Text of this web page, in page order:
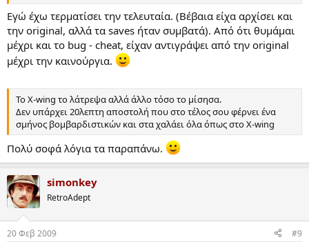
Εγώ έχω τερματίσει την τελευταία. (Βέβαια είχα αρχίσει και
την original, αλλά τα saves ήταν συμβατά). Από ότι θυμάμαι
μέχρι και το bug - cheat, είχαν αντιγράψει από την original
μέχρι την καινούργια.
Το X-wing το λάτρεψα αλλά άλλο τόσο το μίσησα.
Δεν υπάρχει 20λεπτη αποστολή που στο τέλος σου φέρνει ένα
σμήνος βομβαρδιστικών και στα χαλάει όλα όπως στο X-wing
Πολύ σοφά λόγια τα παραπάνω.
simonkey
RetroAdept
20 Φεβ 2009 #9